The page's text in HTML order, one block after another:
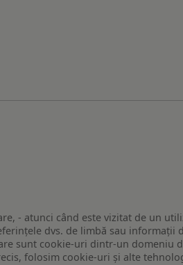
- atunci când este vizitat de un
dvs. de limbă sau informații
sunt cookie-uri dintr-un domeniu
folosim cookie-uri și alte